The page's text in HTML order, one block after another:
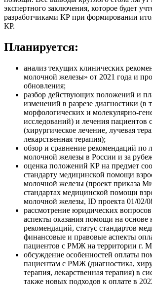
экспертного заключения, которое будет
разработчиками КР при формировании
КР.
Планируется:
анализ текущих клинических
молочной железы» от 2021 года и
обновления;
разбор действующих положений и
изменений в разрезе диагностики (в
морфологических и молекулярно-
исследований) и лечения
(хирургическое лечение, лучевая
лекарственная терапия);
обзор и сравнение рекомендаций по
молочной железы в России и за
оценка положений КР на предмет
стандарту медицинской помощи
молочной железы (проект приказа
стандартах медицинской помощи
молочной железы, ID проекта 01/02/
рассмотрение юридических
аспекты оказания помощи на основе
рекомендаций, статус стандартов
финансовые и правовые аспекты
пациентов с РМЖ на территории г.
обсуждение особенностей оплаты
пациентам с РМЖ (диагностика,
терапия, лекарственная терапия) в
также новых подходов к оплате в